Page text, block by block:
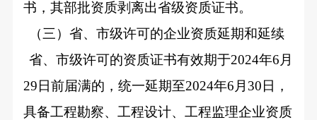
书，其部批资质剥离出省级资质证书。
（三）省、市级许可的企业资质延期和延续
省、市级许可的资质证书有效期于2024年6月
29日前届满的，统一延期至2024年6月30日，
具备工程勘察、工程设计、工程监理企业资质